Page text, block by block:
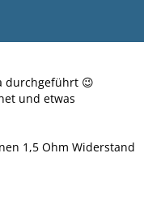
durchgeführt 😉
und etwas
1,5 Ohm Widerstand